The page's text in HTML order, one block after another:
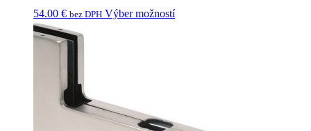
54.00 € bez DPH Výber možností